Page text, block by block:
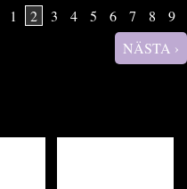
1 2 3 4 5 6 7 8
9
NÄSTA ›